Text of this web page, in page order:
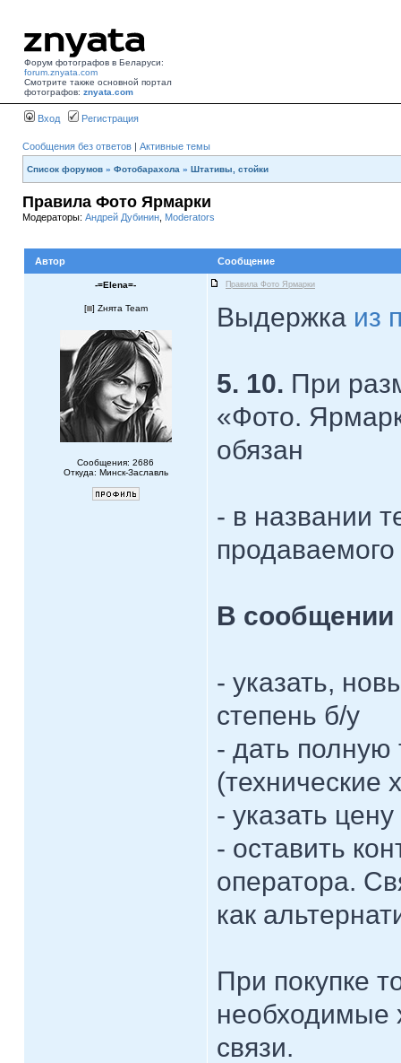
Форум фотографов в Беларуси:
forum.znyata.com
Смотрите также основной портал
фотографов: znyata.com
Вход Регистрация
Сообщения без ответов | Активные темы
Список форумов » Фотобарахола » Штативы, стойки
Правила Фото Ярмарки
Модераторы: Андрей Дубинин Moderators
Автор Сообщение
-=Elena=- Правила Фото Ярмарки
[ ] Zнята Team
Сообщения: 2686
Откуда: Минск-Заславль
Выдержка из
5. 10. При
«Фото.
обязан
- в названии
В сообщении
- указать,
степень б/у
- дать
(технические
- указать цену
- оставить
оператора.
как
При покупке
необходимые
связи.